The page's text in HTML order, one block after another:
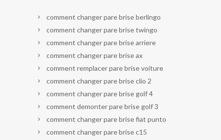
comment changer pare brise berlingo
comment changer pare brise twingo
comment changer pare brise arriere
comment changer pare brise ax
comment remplacer pare brise voiture
comment changer pare brise clio 2
comment changer pare brise golf 4
comment demonter pare brise golf 3
comment changer pare brise fiat punto
comment changer pare brise c15